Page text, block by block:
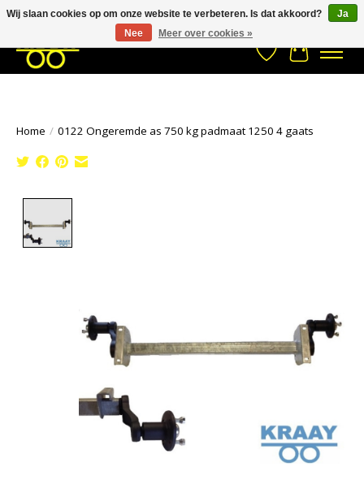
033- 2470 538 info@kraaybv.com Stuur een Whatsapp bericht
Verlanglijst
Home / 0122 Ongeremde as 750 kg padmaat 1250 4 gaats
Wij slaan cookies op om onze website te verbeteren. Is dat akkoord?
Ja
Nee
Meer over cookies »